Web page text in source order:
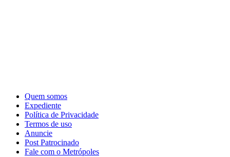
Quem somos
Expediente
Política de Privacidade
Termos de uso
Anuncie
Post Patrocinado
Fale com o Metrópoles